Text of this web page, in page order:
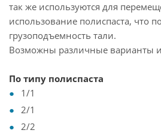
так же используются для
использование полиспаста, что
грузоподъемность тали.
Возможны различные варианты
По типу полиспаста
1/1
2/1
2/2